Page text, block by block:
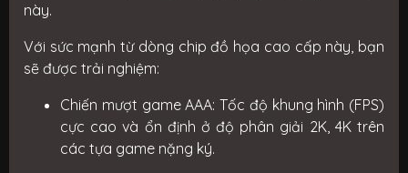
này.
Với sức mạnh từ dòng chip đồ họa cao cấp này, bạn
sẽ được trải nghiệm:
Chiến mượt game AAA: Tốc độ khung hình (FPS)
cực cao và ổn định ở độ phân giải 2K, 4K trên
các tựa game nặng ký.